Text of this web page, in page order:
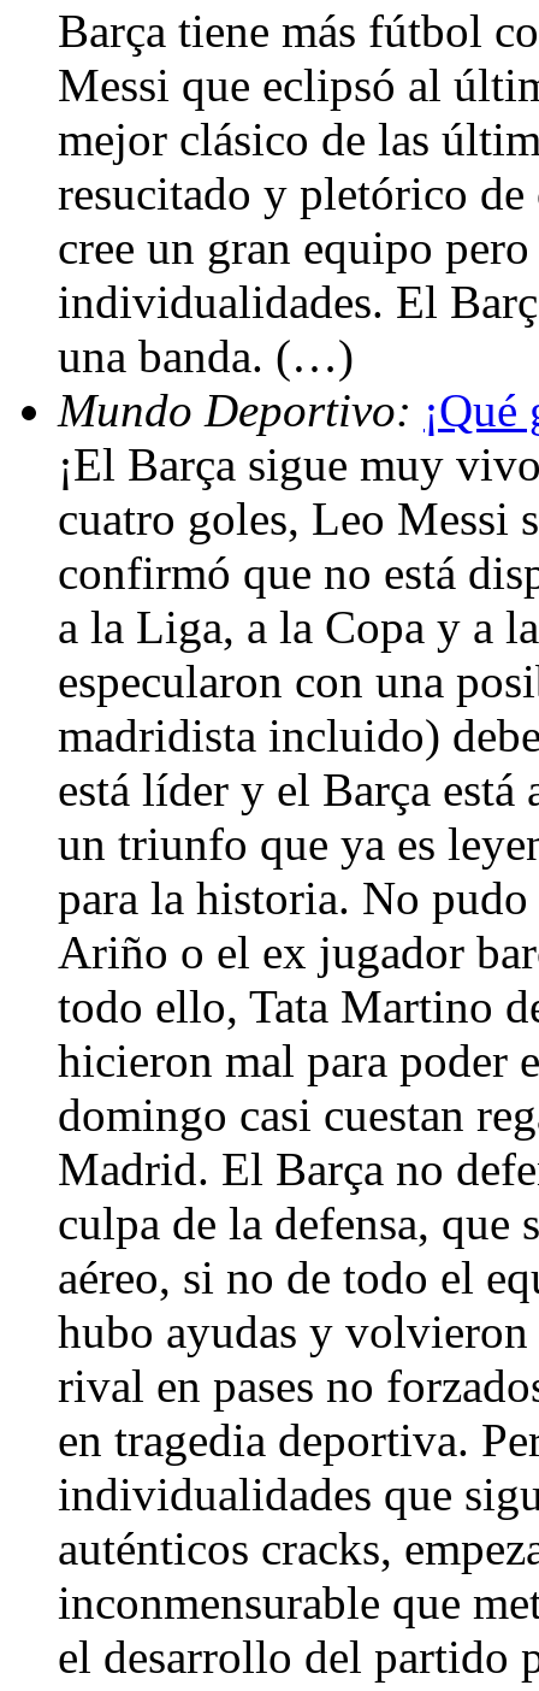
Barça tiene más fútbol
Messi que eclipsó al
mejor clásico de las
resucitado y pletórico
cree un gran equipo
individualidades. El
una banda. (…)
Mundo Deportivo:
¡El Barça sigue muy
cuatro goles, Leo Messi
confirmó que no está
a la Liga, a la Copa y a
especularon con una
madridista incluido)
está líder y el Barça
un triunfo que ya es
para la historia. No
Ariño o el ex jugador
todo ello, Tata Martino
hicieron mal para poder
domingo casi cuestan
Madrid. El Barça no
culpa de la defensa,
aéreo, si no de todo el
hubo ayudas y volvieron
rival en pases no
en tragedia deportiva.
individualidades que
auténticos cracks,
inconmensurable que
el desarrollo del partido